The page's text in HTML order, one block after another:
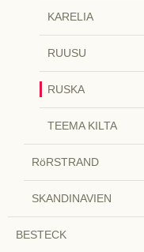
KARELIA
RUUSU
RUSKA
TEEMA KILTA
RöRSTRAND
SKANDINAVIEN
BESTECK